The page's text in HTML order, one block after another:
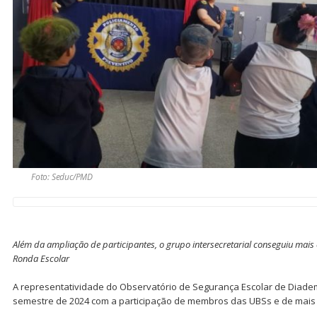
Foto: Seduc/PMD
Além da ampliação de participantes, o grupo intersecretarial conseguiu
Ronda Escolar
A representatividade do Observatório de Segurança Escolar de
semestre de 2024 com a participação de membros das UBSs e de